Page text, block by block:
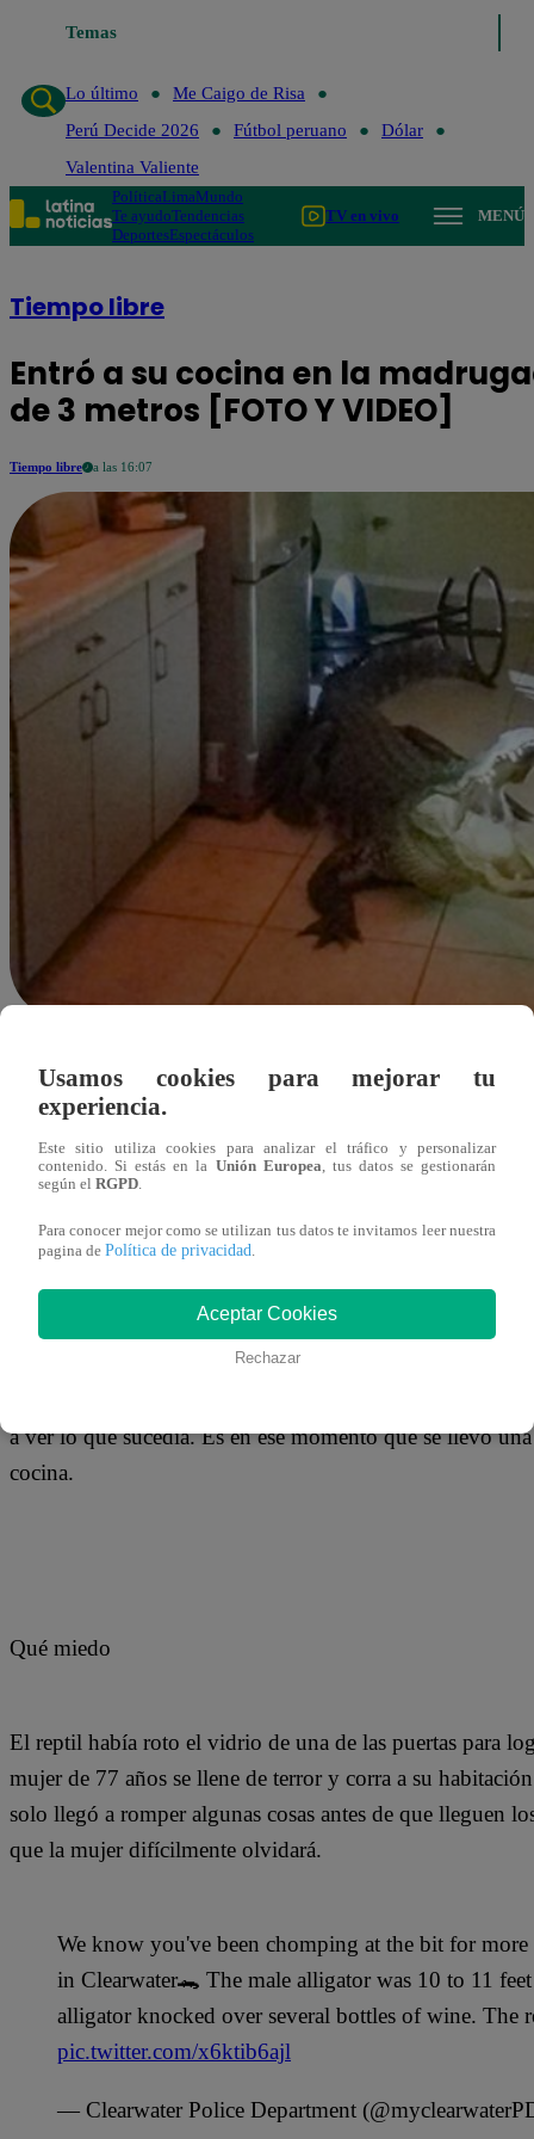
Temas
Lo último
Me Caigo de Risa
Perú Decide 2026
Fútbol peruano
Dólar
Valentina Valiente
PolíticaLimaMundo
Te ayudoTendencias
DeportesEspectáculos
TV en vivo MENÚ
Tiempo libre
Entró a su cocina en la
de 3 metros [FOTO Y VIDEO]
Tiempo libre a las 16:07
03 de junio 2019
Uno de los grandes temores de la gente es encontrar a
como ladrones o asesinos, pero lo que le sucedió a esta
lejos de encontrar algún delincuente en su hogar, lo
Mary Wischhusen, quien vive en el barrio de
a ver lo que sucedía. Es en ese momento que se llevó
cocina.
Qué miedo
El reptil había roto el vidrio de una de las puertas para
mujer de 77 años se llene de terror y corra a su
solo llegó a romper algunas cosas antes de que lleguen
que la mujer difícilmente olvidará.
We know you've been chomping at the bit for
in Clearwater🐊 The male alligator was 10 to 11
alligator knocked over several bottles of wine.
pic.twitter.com/x6ktib6ajl
— Clearwater Police Department
Usamos cookies para mejorar tu
experiencia.
Este sitio utiliza cookies para analizar el tráfico y personalizar
contenido. Si estás en la Unión Europea, tus datos se gestionarán
según el RGPD.
Para conocer mejor como se utilizan tus datos te invitamos leer nuestra
pagina de Política de privacidad.
Aceptar Cookies
Rechazar